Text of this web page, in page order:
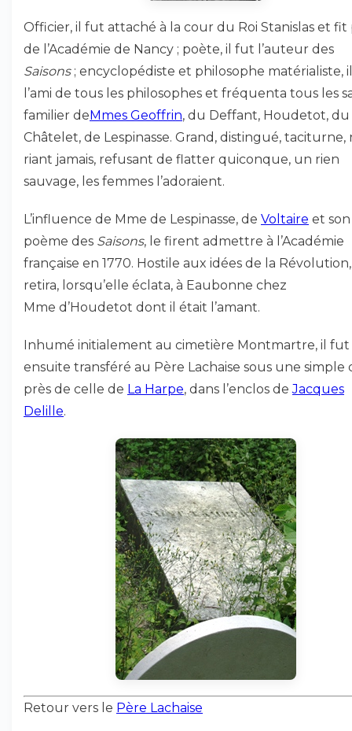
Officier, il fut attaché à la cour du Roi Stanislas et fit
de l’Académie de Nancy ; poète, il fut l’auteur des
Saisons; encyclopédiste et philosophe matérialiste,
l’ami de tous les philosophes et fréquenta tous les
familier deMmes Geoffrin, du Deffant, Houdetot, du
Châtelet, de Lespinasse. Grand, distingué, taciturne,
riant jamais, refusant de flatter quiconque, un rien
sauvage, les femmes l’adoraient.
L’influence de Mme de Lespinasse, de Voltaire et son
poème des Saisons, le firent admettre à l’Académie
française en 1770. Hostile aux idées de la Révolution,
retira, lorsqu’elle éclata, à Eaubonne chez
Mme d’Houdetot dont il était l’amant.
Inhumé initialement au cimetière Montmartre, il fut
ensuite transféré au Père Lachaise sous une simple
près de celle de La Harpe, dans l’enclos deJacques
Delille.
Retour vers le Père Lachaise